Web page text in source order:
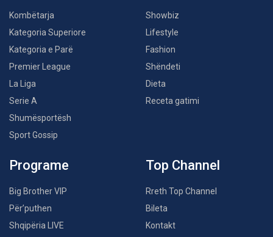
Kombëtarja
Kategoria Superiore
Kategoria e Parë
Premier League
La Liga
Serie A
Shumësportësh
Sport Gossip
Showbiz
Lifestyle
Fashion
Shëndeti
Dieta
Receta gatimi
Programe
Big Brother VIP
Për’puthen
Shqipëria LIVE
Top Channel
Rreth Top Channel
Bileta
Kontakt